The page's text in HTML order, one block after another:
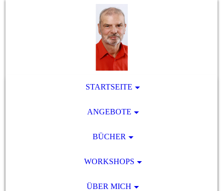
STARTSEITE
ANGEBOTE
BÜCHER
WORKSHOPS
ÜBER MICH